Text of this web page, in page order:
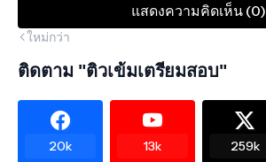
แสดงความคิดเห็น (0)
ใหม่กว่า
ติดตาม "ติวเข้มเตรียมสอบ"
20k 13k 259k